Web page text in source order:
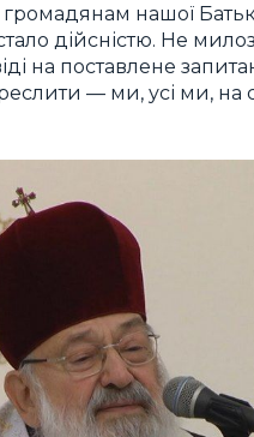
нашої
дійсністю. Не
на поставлене
— ми, усі ми, на